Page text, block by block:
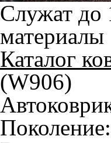
Служат до
материалы
Каталог
(W906)
Поколение: